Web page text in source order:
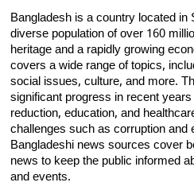
Bangladesh is a country located
diverse population of over 160
heritage and a rapidly growing
covers a wide range of topics,
social issues, culture, and more.
significant progress in recent
reduction, education, and
challenges such as corruption and
Bangladeshi news sources cover
news to keep the public informed
and events.